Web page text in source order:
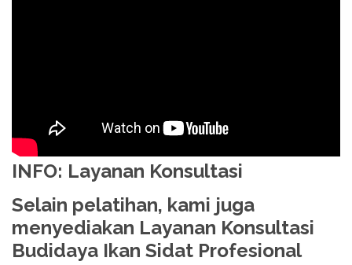
INFO: Layanan Konsultasi
Selain pelatihan, kami juga
menyediakan Layanan Konsultasi
Budidaya Ikan Sidat Profesional